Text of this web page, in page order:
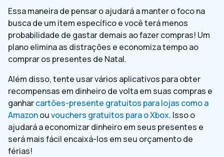
Essa maneira de pensar o ajudará a manter o foco na
busca de um item específico e você terá menos
probabilidade de gastar demais ao fazer compras! Um
plano elimina as distrações e economiza tempo ao
comprar os presentes de Natal.
Além disso, tente usar vários aplicativos para obter
recompensas em dinheiro de volta em suas compras e
ganharcartões-presente gratuitos para lojas como a
Amazonouvouchers gratuitos para o Xbox. Isso o
ajudará a economizar dinheiro em seus presentes e
será mais fácil encaixá-los em seu orçamento de
férias!